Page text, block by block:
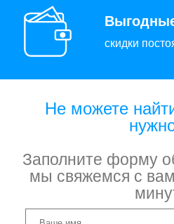
скидки
Не можете
Заполните форму
мы свяжемся с